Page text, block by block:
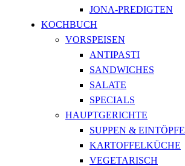
JONA-PREDIGTEN
KOCHBUCH
VORSPEISEN
ANTIPASTI
SANDWICHES
SALATE
SPECIALS
HAUPTGERICHTE
SUPPEN & EINTÖPFE
KARTOFFELKÜCHE
VEGETARISCH